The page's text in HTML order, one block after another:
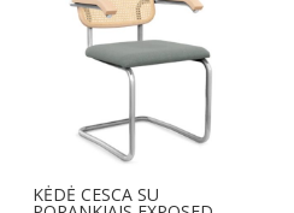
KĖDĖ CESCA SU